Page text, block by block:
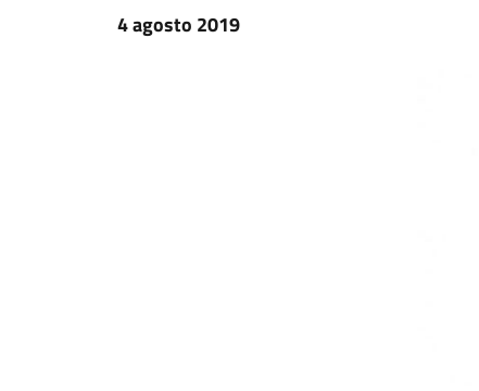
4 agosto 2019